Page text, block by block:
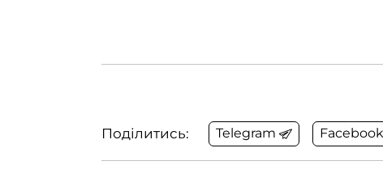
Поділитись: Telegram Facebook